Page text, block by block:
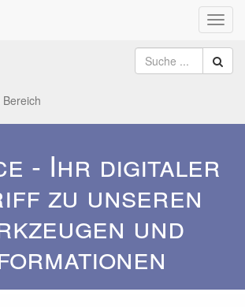
- Ihr digitaler
zu unseren
und